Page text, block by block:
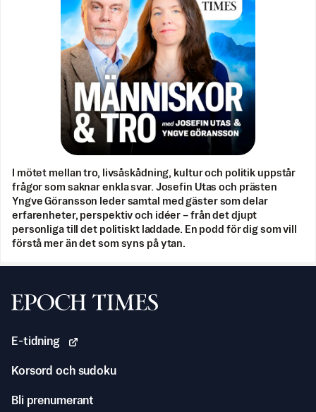
I mötet mellan tro, livsåskådning, kultur och politik uppstår
frågor som saknar enkla svar. Josefin Utas och prästen
Yngve Göransson leder samtal med gäster som delar
erfarenheter, perspektiv och idéer – från det djupt
personliga till det politiskt laddade. En podd för dig som vill
förstå mer än det som syns på ytan.
Svenska Epoch Times
E-tidning
Korsord och sudoku
Bli prenumerant